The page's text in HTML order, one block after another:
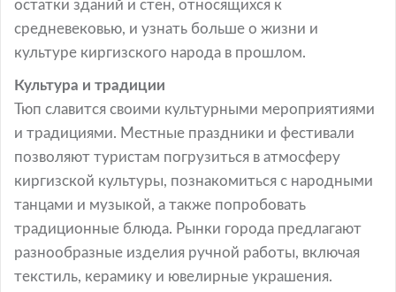
остатки зданий и стен, относящихся к
средневековью, и узнать больше о жизни и
культуре киргизского народа в прошлом.
Культура и традиции
Тюп славится своими культурными мероприятиями
и традициями. Местные праздники и фестивали
позволяют туристам погрузиться в атмосферу
киргизской культуры, познакомиться с народными
танцами и музыкой, а также попробовать
традиционные блюда. Рынки города предлагают
разнообразные изделия ручной работы, включая
текстиль, керамику и ювелирные украшения.